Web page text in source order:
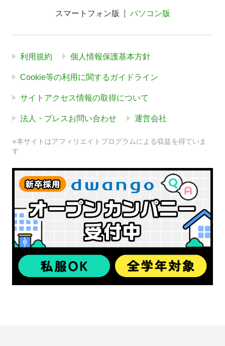
スマートフォン版 パソコン版
利用規約 個人情報保護基本方針
Cookie等の利用に関するガイドライン
サイトアクセス情報の取得について
法人・プレスお問い合わせ 運営会社
※本サイトはアフィリエイトプログラムによる収益を得ていま
す